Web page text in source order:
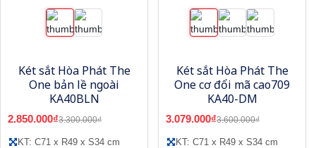
Két sắt Hòa Phát The
One bản lề ngoài
KA40BLN
2.850.000₫3.300.000₫
KT: C71 x R49 x S34 cm
Két sắt Hòa Phát The
One cơ đổi mã cao709
KA40-DM
3.079.000₫3.600.000₫
KT: C71 x R49 x S34 cm